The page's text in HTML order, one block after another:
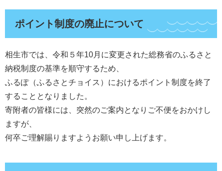
ポイント制度の廃止について
相生市では、令和５年10月に変更された総務省のふるさと
納税制度の基準を順守するため、
ふるぽ（ふるさとチョイス）におけるポイント制度を終了
することとなりました。
寄附者の皆様には、突然のご案内となりご不便をおかけし
ますが、
何卒ご理解賜りますようお願い申し上げます。